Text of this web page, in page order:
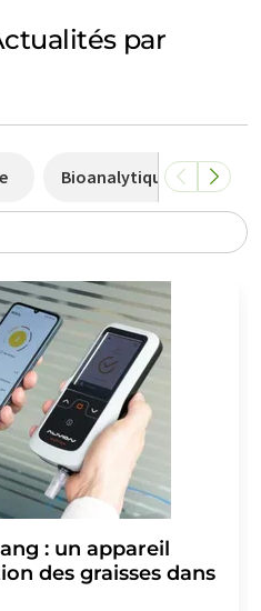
par
Bioanalytique
: un appareil
des graisses dans